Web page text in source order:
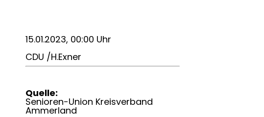
15.01.2023, 00:00 Uhr
CDU /H.Exner
Quelle:
Senioren-Union Kreisverband
Ammerland